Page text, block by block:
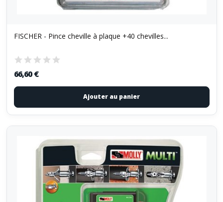
FISCHER - Pince cheville à plaque +40 chevilles...
66,60 €
Ajouter au panier